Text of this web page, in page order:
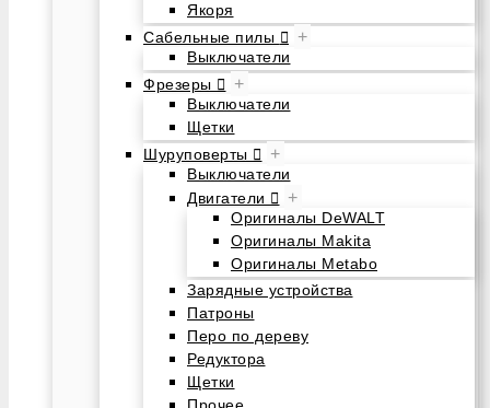
Якоря
Сабельные пилы
+
Выключатели
Фрезеры
+
Выключатели
Щетки
Шуруповерты
+
Выключатели
Двигатели
+
Оригиналы DeWALT
Оригиналы Makita
Оригиналы Metabo
Зарядные устройства
Патроны
Перо по дереву
Редуктора
Щетки